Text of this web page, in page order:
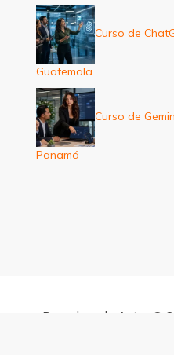
Curso de
Guatemala
Curso de
Panamá
Derechos de Autor ©